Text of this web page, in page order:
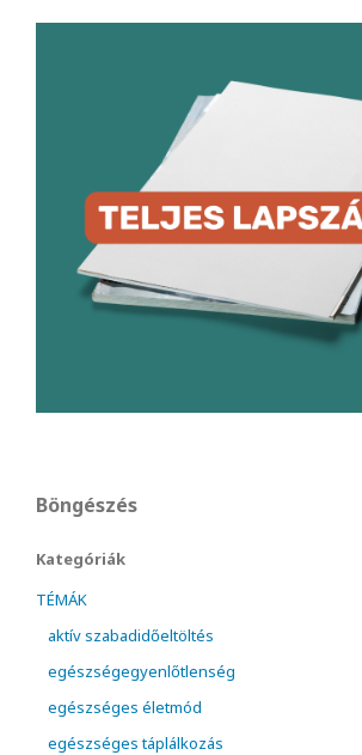
Böngészés
Kategóriák
TÉMÁK
aktív szabadidőeltöltés
egészségegyenlőtlenség
egészséges életmód
egészséges táplálkozás